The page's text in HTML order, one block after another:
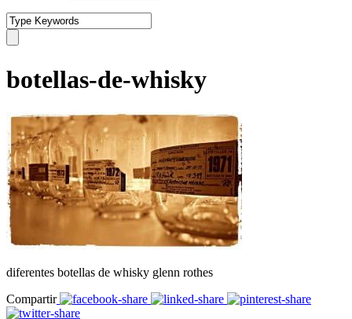
botellas-de-whisky
diferentes botellas de whisky glenn rothes
Compartir